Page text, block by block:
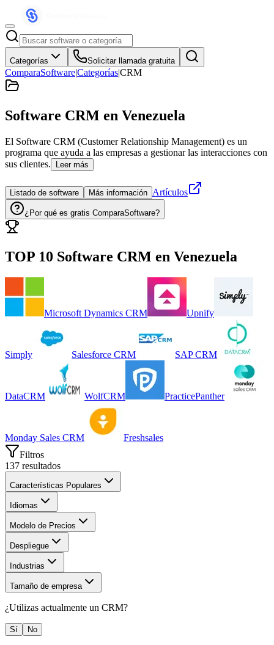
Categorías Solicitar llamada gratuita
ComparaSoftware|Categorías|CRM
Software CRM en Venezuela
El Software CRM (Customer Relationship Management) es un
programa que ayuda a las empresas a gestionar las interacciones con
sus clientes.
Leer más
Listado de software Más información Artículos
¿Por qué es gratis ComparaSoftware?
TOP 10 Software CRM en Venezuela
Microsoft Dynamics CRM Upnify
Simply Salesforce CRM SAP CRM
DataCRM WolfCRM PracticePanther
Monday Sales CRM
Freshsales
Filtros
137 resultados
Características Populares
Idiomas
Modelo de Precios
Despliegue
Industrias
Tamaño de empresa
¿Utilizas actualmente un CRM?
Sí No